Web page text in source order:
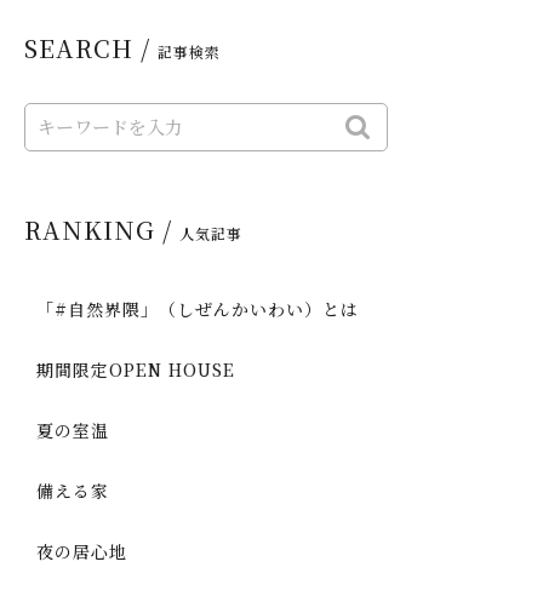
SEARCH / 記事検索
RANKING / 人気記事
「#自然界隈」（しぜんかいわい）とは
期間限定OPEN HOUSE
夏の室温
備える家
夜の居心地